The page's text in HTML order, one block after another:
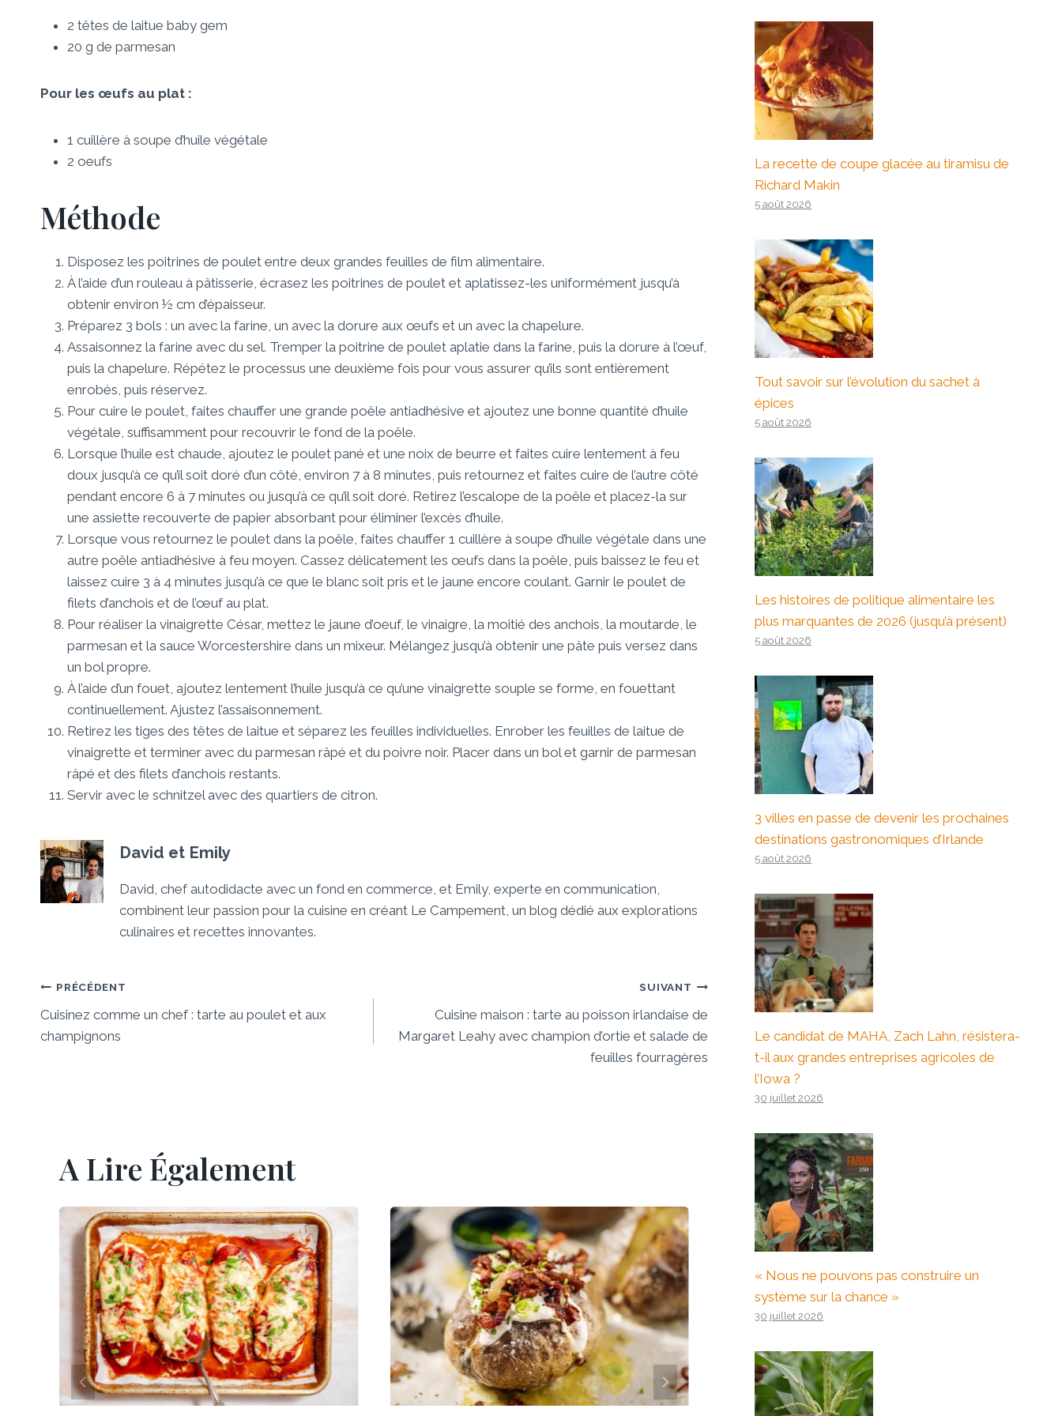
2 têtes de laitue baby gem
20 g de parmesan
Pour les œufs au plat :
1 cuillère à soupe d’huile végétale
2 oeufs
Méthode
Disposez les poitrines de poulet entre deux grandes feuilles de film alimentaire.
À l’aide d’un rouleau à pâtisserie, écrasez les poitrines de poulet et aplatissez-les uniformément jusqu’à
obtenir environ ½ cm d’épaisseur.
Préparez 3 bols : un avec la farine, un avec la dorure aux œufs et un avec la chapelure.
Assaisonnez la farine avec du sel. Tremper la poitrine de poulet aplatie dans la farine, puis la dorure à l’œuf,
puis la chapelure. Répétez le processus une deuxième fois pour vous assurer qu’ils sont entièrement
enrobés, puis réservez.
Pour cuire le poulet, faites chauffer une grande poêle antiadhésive et ajoutez une bonne quantité d’huile
végétale, suffisamment pour recouvrir le fond de la poêle.
Lorsque l’huile est chaude, ajoutez le poulet pané et une noix de beurre et faites cuire lentement à feu
doux jusqu’à ce qu’il soit doré d’un côté, environ 7 à 8 minutes, puis retournez et faites cuire de l’autre côté
pendant encore 6 à 7 minutes ou jusqu’à ce qu’il soit doré. Retirez l’escalope de la poêle et placez-la sur
une assiette recouverte de papier absorbant pour éliminer l’excès d’huile.
Lorsque vous retournez le poulet dans la poêle, faites chauffer 1 cuillère à soupe d’huile végétale dans une
autre poêle antiadhésive à feu moyen. Cassez délicatement les œufs dans la poêle, puis baissez le feu et
laissez cuire 3 à 4 minutes jusqu’à ce que le blanc soit pris et le jaune encore coulant. Garnir le poulet de
filets d’anchois et de l’œuf au plat.
Pour réaliser la vinaigrette César, mettez le jaune d’oeuf, le vinaigre, la moitié des anchois, la moutarde, le
parmesan et la sauce Worcestershire dans un mixeur. Mélangez jusqu’à obtenir une pâte puis versez dans
un bol propre.
À l’aide d’un fouet, ajoutez lentement l’huile jusqu’à ce qu’une vinaigrette souple se forme, en fouettant
continuellement. Ajustez l’assaisonnement.
Retirez les tiges des têtes de laitue et séparez les feuilles individuelles. Enrober les feuilles de laitue de
vinaigrette et terminer avec du parmesan râpé et du poivre noir. Placer dans un bol et garnir de parmesan
râpé et des filets d’anchois restants.
Servir avec le schnitzel avec des quartiers de citron.
David et Emily
David, chef autodidacte avec un fond en commerce, et Emily, experte en communication,
combinent leur passion pour la cuisine en créant Le Campement, un blog dédié aux explorations
culinaires et recettes innovantes.
Navigation
De
PRÉCÉDENT
Cuisinez comme un chef : tarte au poulet et aux
champignons
SUIVANT
Cuisine maison : tarte au poisson irlandaise de
Margaret Leahy avec champion d’ortie et salade de
feuilles fourragères
A Lire Également
La recette de coupe glacée au tiramisu de
Richard Makin
5 août 2026
Tout savoir sur l’évolution du sachet à
épices
5 août 2026
Les histoires de politique alimentaire les
plus marquantes de 2026 (jusqu’à présent)
5 août 2026
3 villes en passe de devenir les prochaines
destinations gastronomiques d’Irlande
5 août 2026
Le candidat de MAHA, Zach Lahn, résistera-
t-il aux grandes entreprises agricoles de
l’Iowa ?
30 juillet 2026
« Nous ne pouvons pas construire un
système sur la chance »
30 juillet 2026